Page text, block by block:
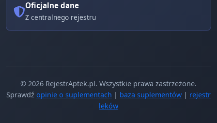
Oficjalne dane
Z centralnego rejestru
© 2026 RejestrAptek.pl. Wszystkie prawa zastrzeżone.
Sprawdź opinie o suplementach | baza suplementów | rejestr
leków